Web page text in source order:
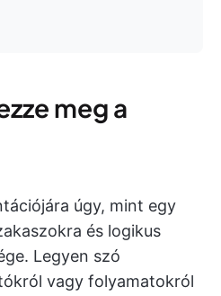
meg a
úgy, mint egy
és logikus
Legyen szó
vagy folyamatokról